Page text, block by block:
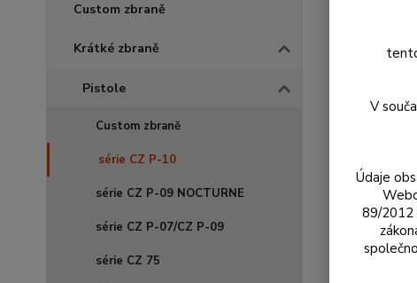
Custom zbraně
Krátké zbraně
Pistole
Custom zbraně
série CZ P-10
série CZ P-09 NOCTURNE
série CZ P-07/CZ P-09
série CZ 75
V
Údaje
89/2012